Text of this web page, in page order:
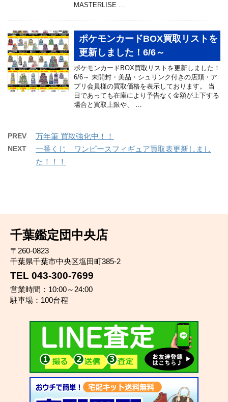
MASTERLISE …
ポケモンカードBOX買取リストを
更新しました！6/6～
ポケモンカードBOX買取リストを更新しました！
6/6～ 未開封・美品・シュリンク付きの店頭・ア
プリ会員様の買取価格を表示しております。 当
日であっても在庫により予告なく金額が上下する
場合と買取上限や、 …
PREV 万年筆 買取強化中！！
NEXT
一番くじ ワンピースフィギュア買取表更新しまし
た！！！
千葉鑑定団中央店
〒260-0823
千葉県千葉市中央区塩田町385-2
TEL 043-300-7699
営業時間：10:00～24:00
駐車場：100台程